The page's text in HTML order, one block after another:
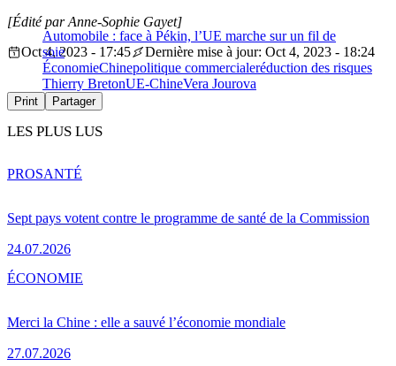
Automobile : face à Pékin, l’UE marche sur un fil de
soie
[Édité par Anne-Sophie Gayet]
Oct 4, 2023 - 17:45
Dernière mise à jour: Oct 4, 2023 - 18:24
ÉconomieChinepolitique commercialeréduction des risques
Thierry BretonUE-ChineVera Jourova
Print Partager
LES PLUS LUS
Sept pays votent contre le programme de santé de la Commission
24.07.2026
PROSANTÉ
Merci la Chine : elle a sauvé l’économie mondiale
27.07.2026
ÉCONOMIE